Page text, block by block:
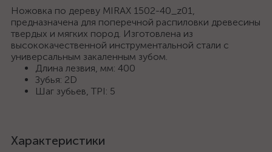
Ножовка по дереву MIRAX 1502-40_z01,
предназначена для поперечной распиловки древесины
твердых и мягких пород. Изготовлена из
высококачественной инструментальной стали с
универсальным закаленным зубом.
Длина лезвия, мм: 400
Зубья: 2D
Шаг зубьев, TPI: 5
Характеристики